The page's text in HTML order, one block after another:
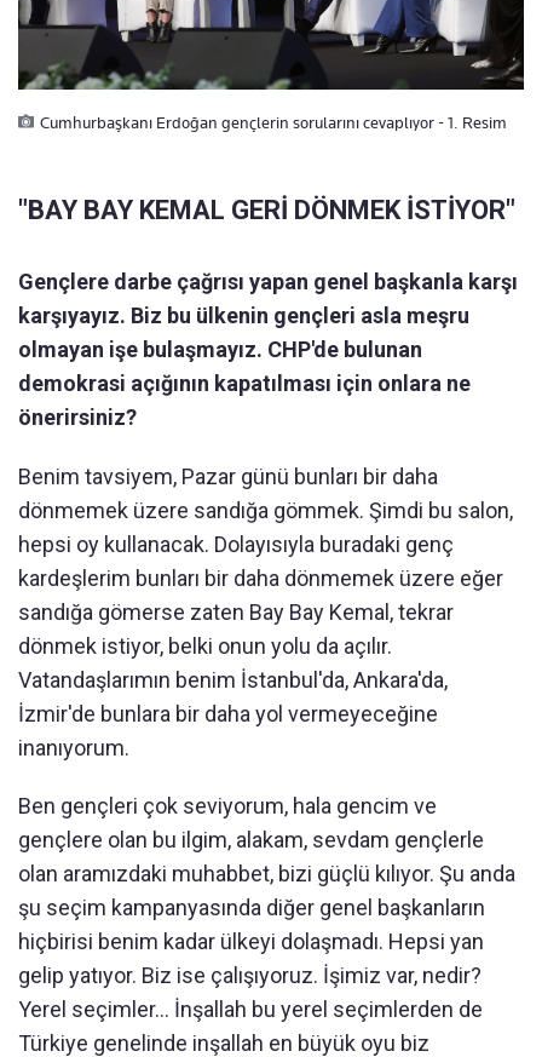
Cumhurbaşkanı Erdoğan gençlerin sorularını cevaplıyor - 1. Resim
"BAY BAY KEMAL GERİ DÖNMEK İSTİYOR"
Gençlere darbe çağrısı yapan genel başkanla karşı
karşıyayız. Biz bu ülkenin gençleri asla meşru
olmayan işe bulaşmayız. CHP'de bulunan
demokrasi açığının kapatılması için onlara ne
önerirsiniz?
Benim tavsiyem, Pazar günü bunları bir daha
dönmemek üzere sandığa gömmek. Şimdi bu salon,
hepsi oy kullanacak. Dolayısıyla buradaki genç
kardeşlerim bunları bir daha dönmemek üzere eğer
sandığa gömerse zaten Bay Bay Kemal, tekrar
dönmek istiyor, belki onun yolu da açılır.
Vatandaşlarımın benim İstanbul'da, Ankara'da,
İzmir'de bunlara bir daha yol vermeyeceğine
inanıyorum.
Ben gençleri çok seviyorum, hala gencim ve
gençlere olan bu ilgim, alakam, sevdam gençlerle
olan aramızdaki muhabbet, bizi güçlü kılıyor. Şu anda
şu seçim kampanyasında diğer genel başkanların
hiçbirisi benim kadar ülkeyi dolaşmadı. Hepsi yan
gelip yatıyor. Biz ise çalışıyoruz. İşimiz var, nedir?
Yerel seçimler… İnşallah bu yerel seçimlerden de
Türkiye genelinde inşallah en büyük oyu biz